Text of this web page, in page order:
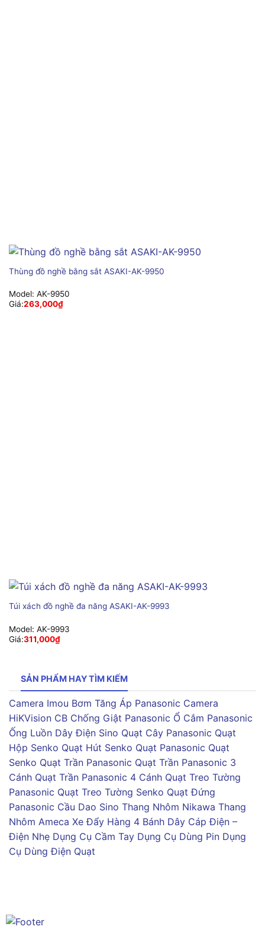
Thùng đồ nghề bằng sắt ASAKI-AK-9950
Model: AK-9950
Giá:263,000₫
Túi xách đồ nghề đa năng ASAKI-AK-9993
Model: AK-9993
Giá:311,000₫
SẢN PHẨM HAY TÌM KIẾM
Camera Imou Bơm Tăng Áp Panasonic Camera
HiKVision CB Chống Giật Panasonic Ổ Cắm Panasonic
Ống Luồn Dây Điện Sino Quạt Cây Panasonic Quạt
Hộp Senko Quạt Hút Senko Quạt Panasonic Quạt
Senko Quạt Trần Panasonic Quạt Trần Panasonic 3
Cánh Quạt Trần Panasonic 4 Cánh Quạt Treo Tường
Panasonic Quạt Treo Tường Senko Quạt Đứng
Panasonic Cầu Dao Sino Thang Nhôm Nikawa Thang
Nhôm Ameca Xe Đẩy Hàng 4 Bánh Dây Cáp Điện –
Điện Nhẹ Dụng Cụ Cầm Tay Dụng Cụ Dùng Pin Dụng
Cụ Dùng Điện Quạt